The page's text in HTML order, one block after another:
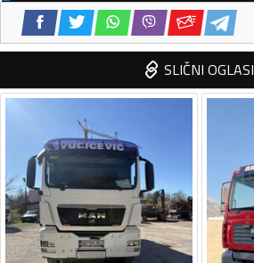
SLIČNI OGLASI